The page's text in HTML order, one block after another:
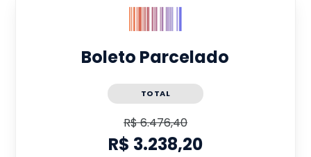
Boleto Parcelado
TOTAL
R$ 6.476,40
R$ 3.238,20